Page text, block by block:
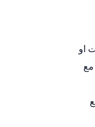
او
مع